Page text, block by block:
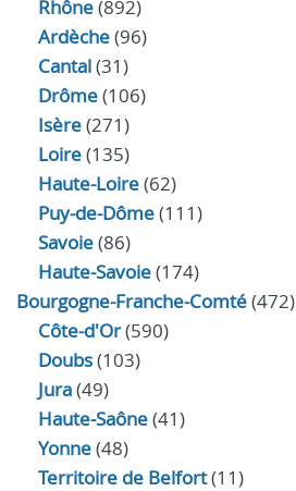
Rhône(892)
Ardèche(96)
Cantal(31)
Drôme(106)
Isère(271)
Loire(135)
Haute-Loire(62)
Puy-de-Dôme(111)
Savoie(86)
Haute-Savoie(174)
Bourgogne-Franche-Comté(472)
Côte-d'Or(590)
Doubs(103)
Jura(49)
Haute‑Saône(41)
Yonne(48)
Territoire de Belfort(11)